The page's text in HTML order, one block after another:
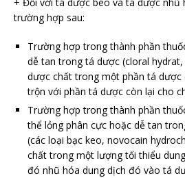
trường hợp sau:
Trường hợp trong thành phần
dễ tan trong tá dược (cloral
dược chất trong một phần tá dược
trộn với phần tá dược còn lại cho
Trường hợp trong thành phần
thể lỏng phân cực hoặc dễ tan
(các loại bạc keo, novocain
chất trong một lượng tối thiểu
đó nhũ hóa dung dịch đó vào tá